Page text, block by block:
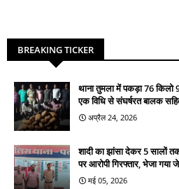
BREAKING TICKER
थाना तुमला में पकड़ा 76 किलो
एक विधि से संघर्षरत बालक
अप्रैल 24, 2026
शादी का झांसा देकर 5 सालों
पर आरोपी गिरफ्तार, भेजा गया
मई 05, 2026